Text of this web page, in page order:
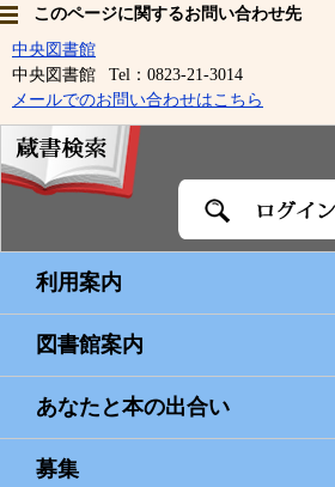
このページに関するお問い合わせ先
中央図書館
中央図書館
Tel：0823-21-3014
メールでのお問い合わせはこちら
蔵
利用案内
図書館案内
あなたと本の出合い
募集